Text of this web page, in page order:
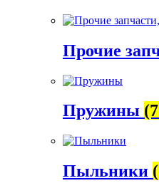
Прочие
Пружины
Пыльники